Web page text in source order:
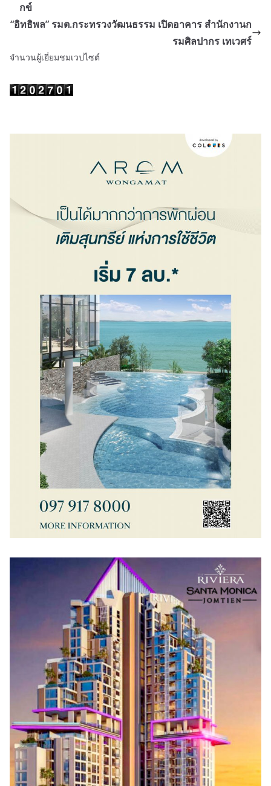
กข์
“อิทธิพล” รมต.กระทรวงวัฒนธรรม เปิดอาคาร สำนักงานก
รมศิลปากร เทเวศร์
จำนวนผู้เยี่ยมชมเวปไซต์